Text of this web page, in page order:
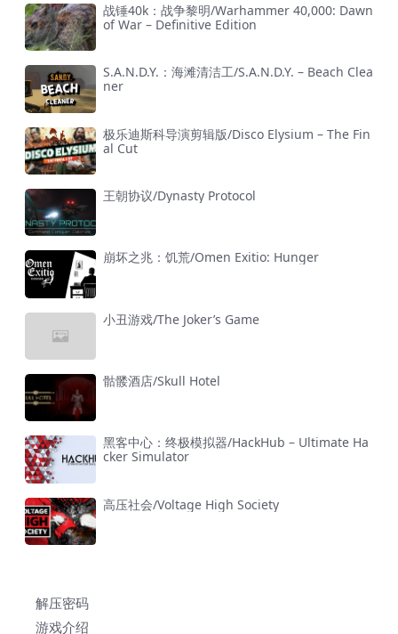
战锤40k：战争黎明/Warhammer 40,000: Dawn
of War – Definitive Edition
S.A.N.D.Y.：海滩清洁工/S.A.N.D.Y. – Beach Clea
ner
极乐迪斯科导演剪辑版/Disco Elysium – The Fin
al Cut
王朝协议/Dynasty Protocol
崩坏之兆：饥荒/Omen Exitio: Hunger
小丑游戏/The Joker’s Game
骷髅酒店/Skull Hotel
黑客中心：终极模拟器/HackHub – Ultimate Ha
cker Simulator
高压社会/Voltage High Society
解压密码
游戏介绍